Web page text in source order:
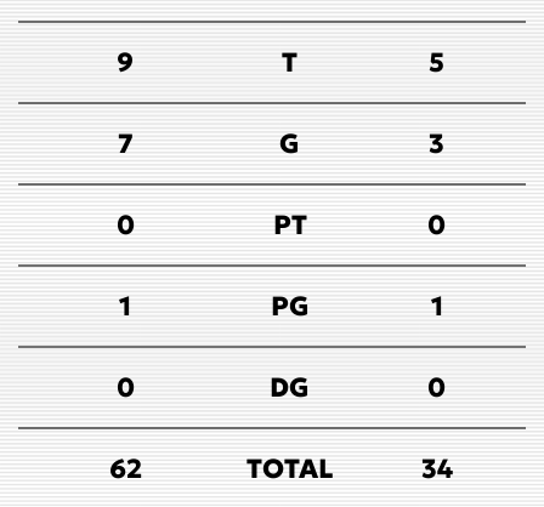
9 T 5
7 G 3
0 PT 0
1 PG 1
0 DG 0
62 TOTAL 34